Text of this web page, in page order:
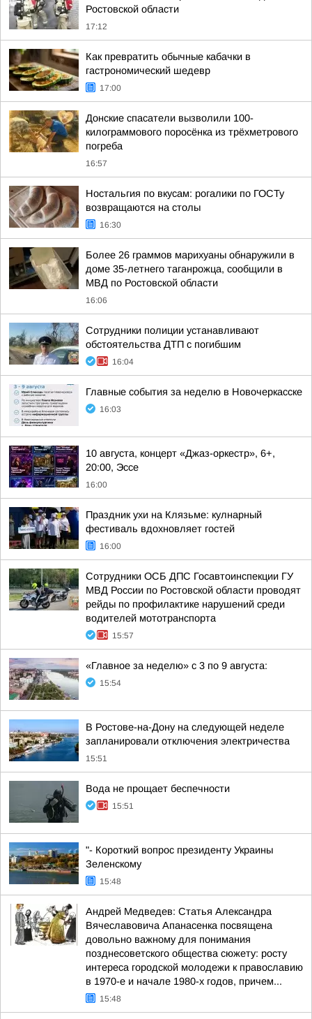
Ростовской области
17:12
Как превратить обычные кабачки в
гастрономический шедевр
17:00
Донские спасатели вызволили 100-
килограммового поросёнка из трёхметрового
погреба
16:57
Ностальгия по вкусам: рогалики по ГОСТу
возвращаются на столы
16:30
Более 26 граммов марихуаны обнаружили в
доме 35-летнего таганрожца, сообщили в
МВД по Ростовской области
16:06
Сотрудники полиции устанавливают
обстоятельства ДТП с погибшим
16:04
Главные события за неделю в Новочеркасске
16:03
10 августа, концерт «Джаз-оркестр», 6+,
20:00, Эссе
16:00
Праздник ухи на Клязьме: кулнарный
фестиваль вдохновляет гостей
16:00
Сотрудники ОСБ ДПС Госавтоинспекции ГУ
МВД России по Ростовской области проводят
рейды по профилактике нарушений среди
водителей мототранспорта
15:57
«Главное за неделю» с 3 по 9 августа:
15:54
В Ростове-на-Дону на следующей неделе
запланировали отключения электричества
15:51
Вода не прощает беспечности
15:51
"- Короткий вопрос президенту Украины
Зеленскому
15:48
Андрей Медведев: Статья Александра
Вячеславовича Апанасенка посвящена
довольно важному для понимания
позднесоветского общества сюжету: росту
интереса городской молодежи к православию
в 1970-е и начале 1980-х годов, причем...
15:48